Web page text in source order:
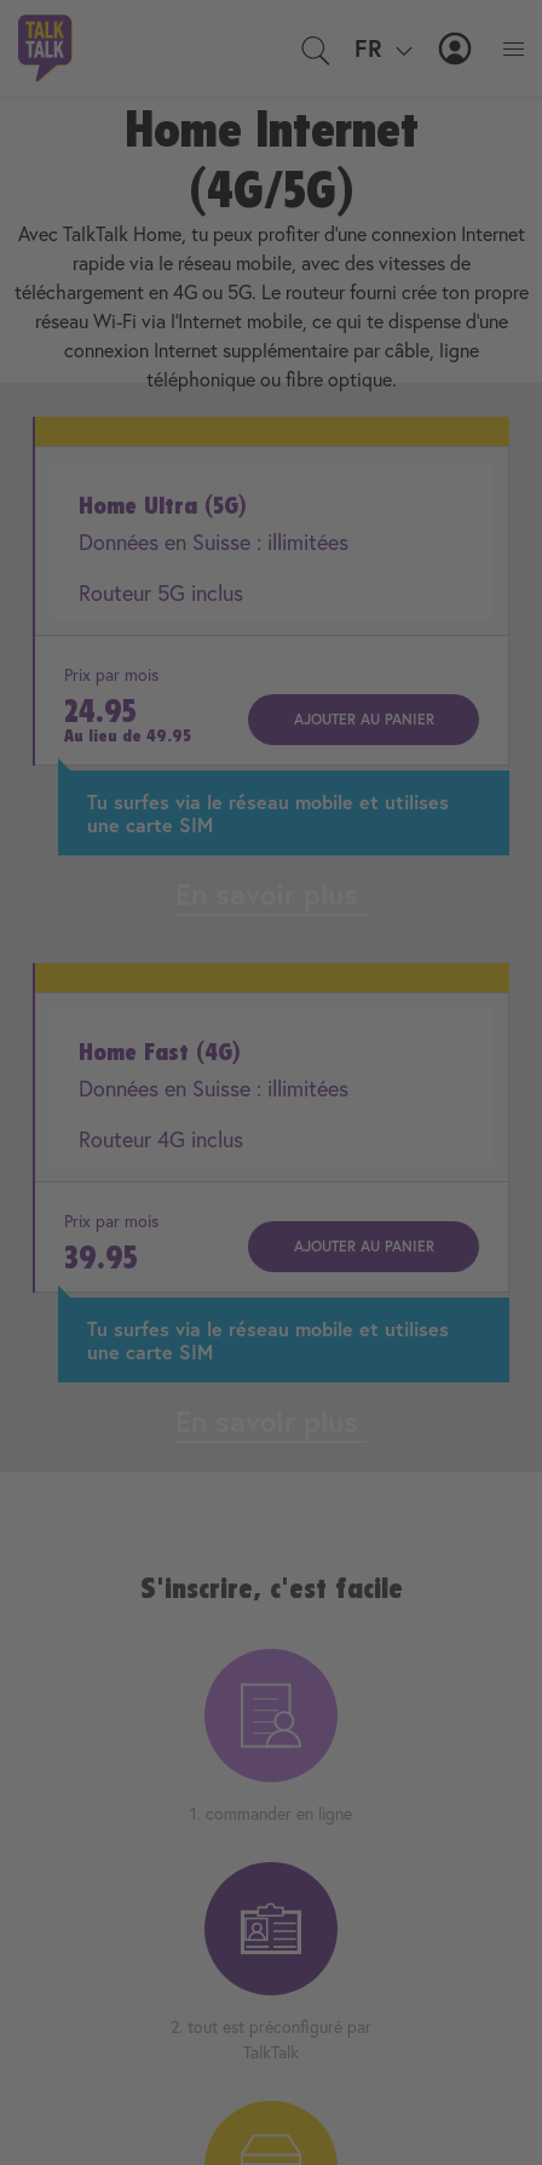
FR
EN
Home Internet
(4G/5G)
Avec TalkTalk Home, tu peux profiter d'une connexion Internet
rapide via le réseau mobile, avec des vitesses de
téléchargement en 4G ou 5G. Le routeur fourni crée ton propre
réseau Wi-Fi via l'Internet mobile, ce qui te dispense d'une
connexion Internet supplémentaire par câble, ligne
téléphonique ou fibre optique.
Home Ultra (5G)
Données en Suisse : illimitées
Routeur 5G inclus
Prix par mois
24.95
Au lieu de 49.95
AJOUTER AU PANIER
Tu surfes via le réseau mobile et utilises
une carte SIM
Home Fast (4G)
Données en Suisse : illimitées
Routeur 4G inclus
Prix par mois
39.95 AJOUTER AU PANIER
Tu surfes via le réseau mobile et utilises
une carte SIM
S'inscrire, c'est facile
1. commander en ligne
2. tout est préconfiguré par
TalkTalk